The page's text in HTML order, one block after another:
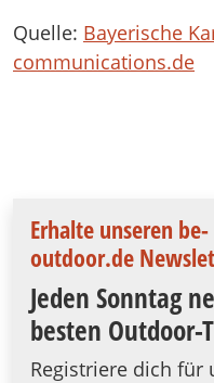
Quelle: Bayerische
communications.de
Erhalte unseren be-
outdoor.de
Jeden Sonntag
besten Outdoor-
Registriere dich für